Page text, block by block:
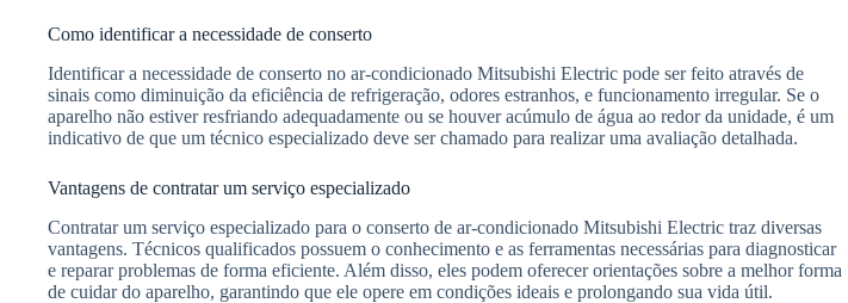
Como identificar a necessidade de conserto
Identificar a necessidade de conserto no ar-condicionado Mitsubishi Electric pode ser feito através de
sinais como diminuição da eficiência de refrigeração, odores estranhos, e funcionamento irregular. Se o
aparelho não estiver resfriando adequadamente ou se houver acúmulo de água ao redor da unidade, é um
indicativo de que um técnico especializado deve ser chamado para realizar uma avaliação detalhada.
Vantagens de contratar um serviço especializado
Contratar um serviço especializado para o conserto de ar-condicionado Mitsubishi Electric traz diversas
vantagens. Técnicos qualificados possuem o conhecimento e as ferramentas necessárias para diagnosticar
e reparar problemas de forma eficiente. Além disso, eles podem oferecer orientações sobre a melhor forma
de cuidar do aparelho, garantindo que ele opere em condições ideais e prolongando sua vida útil.